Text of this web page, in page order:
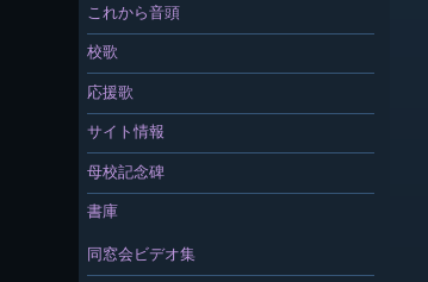
これから音頭
校歌
応援歌
サイト情報
母校記念碑
書庫
同窓会ビデオ集